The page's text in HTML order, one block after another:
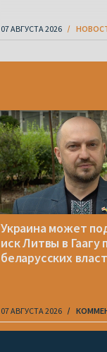
07 АВГУСТА 2026
Украина может
иск Литвы в Гаагу
беларусских
07 АВГУСТА 2026